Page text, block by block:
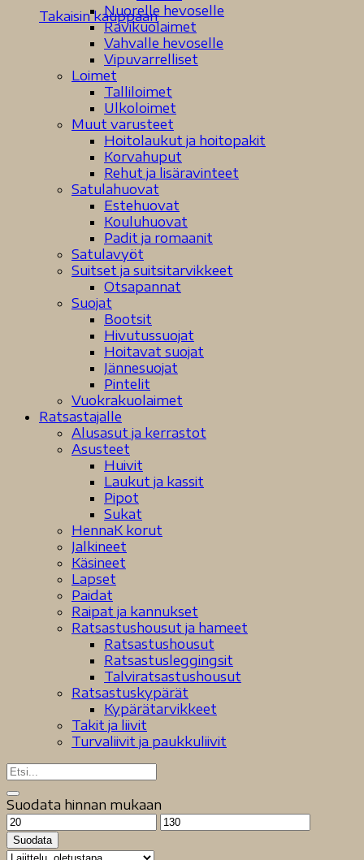
Takaisin kauppaanNuorelle hevoselle
Ravikuolaimet
Vahvalle hevoselle
Vipuvarrelliset
Loimet
Talliloimet
Ulkoloimet
Muut varusteet
Hoitolaukut ja hoitopakit
Korvahuput
Rehut ja lisäravinteet
Satulahuovat
Estehuovat
Kouluhuovat
Padit ja romaanit
Satulavyöt
Suitset ja suitsitarvikkeet
Otsapannat
Suojat
Bootsit
Hivutussuojat
Hoitavat suojat
Jännesuojat
Pintelit
Vuokrakuolaimet
Ratsastajalle
Alusasut ja kerrastot
Asusteet
Huivit
Laukut ja kassit
Pipot
Sukat
HennaK korut
Jalkineet
Käsineet
Lapset
Paidat
Raipat ja kannukset
Ratsastushousut ja hameet
Ratsastushousut
Ratsastusleggingsit
Talviratsastushousut
Ratsastuskypärät
Kypärätarvikkeet
Takit ja liivit
Turvaliivit ja paukkuliivit
Suodata hinnan mukaan
Minimihinta
Maksimihinta
Suodata